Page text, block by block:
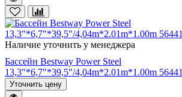
Наличие уточнить у менеджера
Бассейн Bestway Power Steel
13,3"*6,7"*39,5"/4,04m*2.01m*1.00m 56441
Уточнить цену